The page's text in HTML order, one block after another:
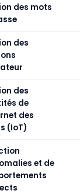
des mots
des
des
de
des
(IoT)
et de